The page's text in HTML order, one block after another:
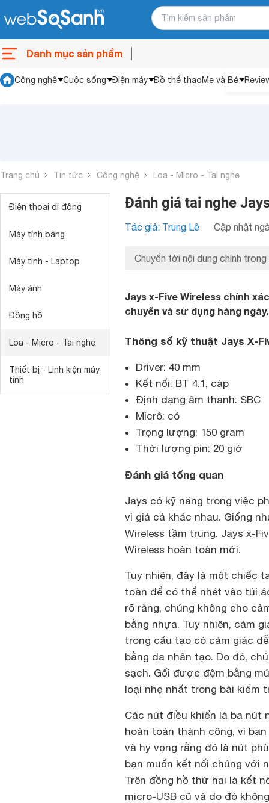
Danh mục sản phẩm
Công nghệ Cuộc sống Điện máy Đồ thể thaoMẹ và Bé
Trang chủ Tin tức Công nghệ Loa - Micro - Tai nghe
Điện thoại di động
Máy tính bảng
Máy tính - Laptop
Máy ảnh
Đồng hồ
Loa - Micro - Tai nghe
Thiết bị - Linh kiện máy
tính
Đánh giá tai nghe
Tác giả: Trung Lê Cập nhật
Chuyển tới nội dung chính trong
Jays x-Five Wireless chính
chuyển và sử dụng hàng ngày.
Thông số kỹ thuật Jays X-
Driver: 40 mm
Kết nối: BT 4.1, cáp
Định dạng âm thanh: SBC
Micrô: có
Trọng lượng: 150 gram
Thời lượng pin: 20 giờ
Đánh giá tổng quan
Jays có kỹ năng trong việc
vi giá cả khác nhau. Giống
Wireless tầm trung. Jays x-
Wireless hoàn toàn mới.
Tuy nhiên, đây là một chiếc
toàn để có thể nhét vào túi
rõ ràng, chúng không cho
bằng nhựa. Tuy nhiên, cảm
trong cấu tạo có cảm giác
bằng da nhân tạo. Do đó,
sạch. Gối được đệm bằng
loại nhẹ nhất trong bài kiểm
Các nút điều khiển là ba nút
hoàn toàn thành công, vì
và hy vọng rằng đó là nút
bạn muốn kết nối chúng với
Trên đồng hồ thứ hai là kết
micro-USB cũ và do đó